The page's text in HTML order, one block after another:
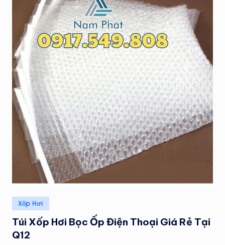
Posted
in
Xốp Hơi
Túi Xốp Hơi Bọc Ốp Điện Thoại Giá Rẻ Tại
Q12